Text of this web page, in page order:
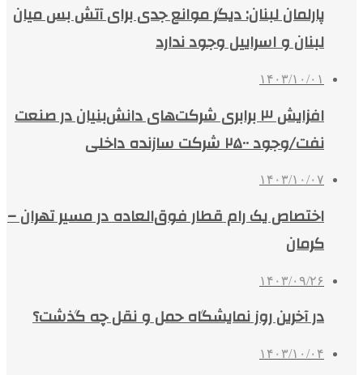
پارلمان لبنان: دیگر موانع جدی برای آتش بس میان
لبنان و اسراییل وجود ندارد
۱۴۰۳/۱۰/۰۱
افزایش ۳ برابری شرکت‌های دانش‌بنیان در صنعت
نفت/وجود ۲۵۰۰ شرکت سازنده داخلی
۱۴۰۳/۱۰/۰۷
اختصاص یک رام قطار فوق‌العاده در مسیر تهران –
کرمان
۱۴۰۳/۰۹/۲۶
در آخرین روز نمایشگاه حمل و نقل چه گذشت؟
۱۴۰۳/۱۰/۰۴